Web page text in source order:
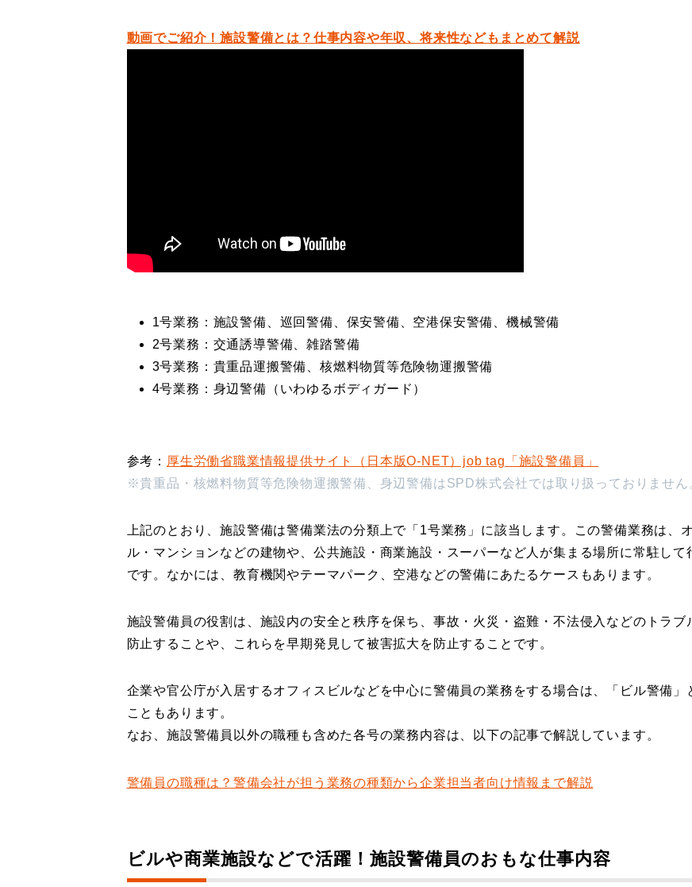
動画でご紹介！施設警備とは？仕事内容や年収、将来性などもまとめて解説
1号業務：施設警備、巡回警備、保安警備、空港保安警備、機械警備
2号業務：交通誘導警備、雑踏警備
3号業務：貴重品運搬警備、核燃料物質等危険物運搬警備
4号業務：身辺警備（いわゆるボディガード）
参考： 厚生労働省職業情報提供サイト（日本版O-NET）job tag「施設警備員」
※貴重品・核燃料物質等危険物運搬警備、身辺警備はSPD株式会社では取り扱っておりません
上記のとおり、施設警備は警備業法の分類上で「1号業務」に該当します。この警備業務は、
ル・マンションなどの建物や、公共施設・商業施設・スーパーなど人が集まる場所に常駐して
です。なかには、教育機関やテーマパーク、空港などの警備にあたるケースもあります。
施設警備員の役割は、施設内の安全と秩序を保ち、事故・火災・盗難・不法侵入などのトラブ
防止することや、これらを早期発見して被害拡大を防止することです。
企業や官公庁が入居するオフィスビルなどを中心に警備員の業務をする場合は、「ビル警備」
こともあります。
なお、施設警備員以外の職種も含めた各号の業務内容は、以下の記事で解説しています。
警備員の職種は？警備会社が担う業務の種類から企業担当者向け情報まで解説
ビルや商業施設などで活躍！施設警備員のおもな仕事内容